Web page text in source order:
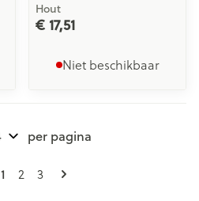
Hout
€ 17,51
Niet beschikbaar
Pagina's
U lees momenteel pagina
1 Pagina
2 Pagina
3
per pagina